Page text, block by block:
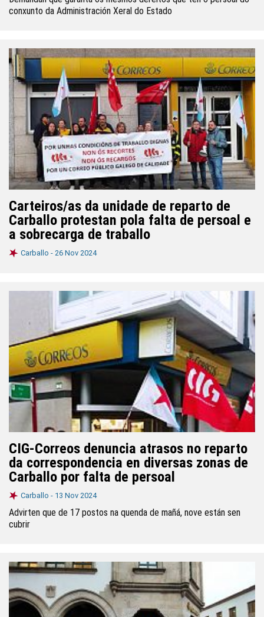
conxunto da Administración Xeral do Estado
Carteiros/as da unidade de reparto de
Carballo protestan pola falta de persoal e
a sobrecarga de traballo
Carballo - 26 Nov 2024
CIG-Correos denuncia atrasos no reparto
da correspondencia en diversas zonas de
Carballo por falta de persoal
Carballo - 13 Nov 2024
Advirten que de 17 postos na quenda de mañá, nove están sen
cubrir